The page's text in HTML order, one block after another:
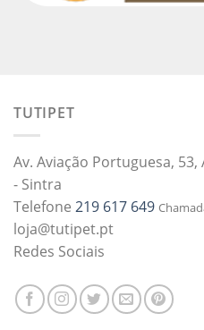
TUTIPET
Av. Aviação Portuguesa,
- Sintra
Telefone 219 617 649
loja@tutipet.pt
Redes Sociais